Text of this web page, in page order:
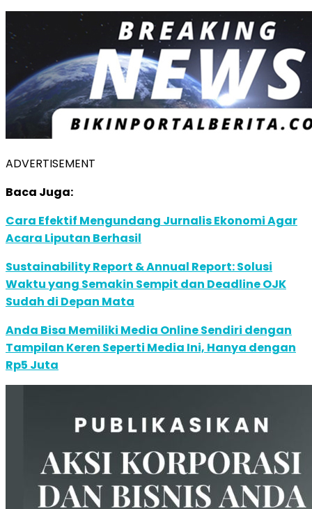
ADVERTISEMENT
Baca Juga:
Cara Efektif Mengundang Jurnalis Ekonomi Agar
Acara Liputan Berhasil
Sustainability Report & Annual Report: Solusi
Waktu yang Semakin Sempit dan Deadline OJK
Sudah di Depan Mata
Anda Bisa Memiliki Media Online Sendiri dengan
Tampilan Keren Seperti Media Ini, Hanya dengan
Rp5 Juta